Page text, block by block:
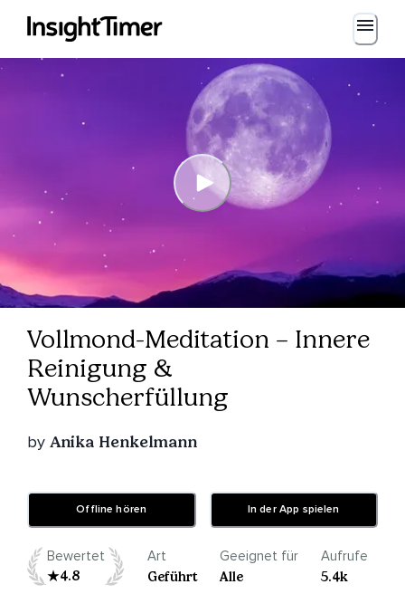
Vollmond-Meditation – Innere
Reinigung &
Wunscherfüllung
by Anika Henkelmann
Offline hören In der App spielen
Bewertet
4.8
Art
Geführt
Geeignet für
Alle
Aufrufe
5.4k